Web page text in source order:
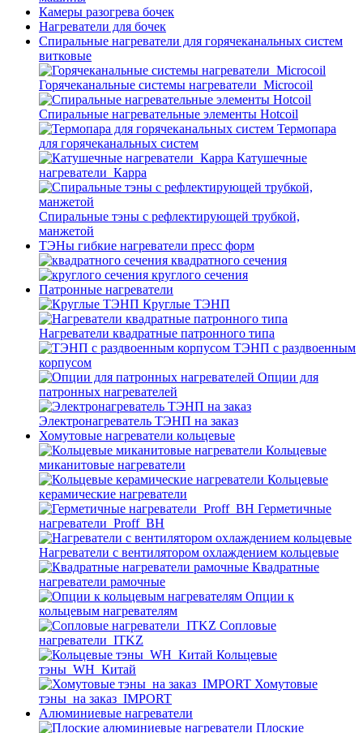
Камеры разогрева бочек
Нагреватели для бочек
Спиральные нагреватели для горячеканальных систем
витковые
Горячеканальные системы нагреватели_Microcoil
Спиральные нагревательные элементы Hotcoil
Термопара
для горячеканальных систем
Катушечные
нагреватели_Карра
Спиральные тэны с рефлектирующей трубкой,
манжетой
ТЭНы гибкие нагреватели пресс форм
квадратного сечения
круглого сечения
Патронные нагреватели
Круглые ТЭНП
Нагреватели квадратные патронного типа
ТЭНП с раздвоенным
корпусом
Опции для
патронных нагревателей
Электронагреватель ТЭНП на заказ
Хомутовые нагреватели кольцевые
Кольцевые
миканитовые нагреватели
Кольцевые
керамические нагреватели
Герметичные
нагреватели_Proff_BH
Нагреватели с вентилятором охлаждением кольцевые
Квадратные
нагреватели рамочные
Опции к
кольцевым нагревателям
Cопловые
нагреватели_ITKZ
Кольцевые
тэны_WH_Китай
Хомутовые
тэны_на заказ_IMPORT
Алюминиевые нагреватели
Плоские